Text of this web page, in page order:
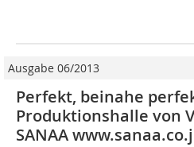
Ausgabe 06/2013
Perfekt, beinahe
Produktionshalle von
SANAA